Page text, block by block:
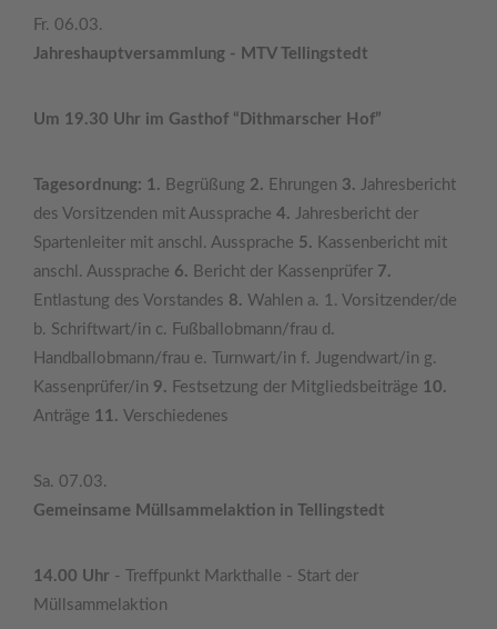
Fr. 06.03.
Jahreshauptversammlung - MTV Tellingstedt
Um 19.30 Uhr im Gasthof “Dithmarscher Hof”
Tagesordnung: 1. Begrüßung 2. Ehrungen 3. Jahresbericht
des Vorsitzenden mit Aussprache 4. Jahresbericht der
Spartenleiter mit anschl. Aussprache 5. Kassenbericht mit
anschl. Aussprache 6. Bericht der Kassenprüfer 7.
Entlastung des Vorstandes 8. Wahlen a. 1. Vorsitzender/de
b. Schriftwart/in c. Fußballobmann/frau d.
Handballobmann/frau e. Turnwart/in f. Jugendwart/in g.
Kassenprüfer/in 9. Festsetzung der Mitgliedsbeiträge 10.
Anträge 11. Verschiedenes
Sa. 07.03.
Gemeinsame Müllsammelaktion in Tellingstedt
14.00 Uhr - Treffpunkt Markthalle - Start der
Müllsammelaktion